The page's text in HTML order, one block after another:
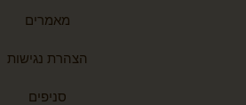
מאמרים
הצהרת נגישות
סניפים